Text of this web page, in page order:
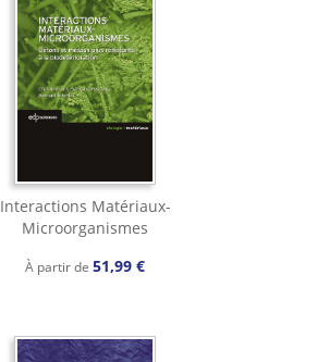
Interactions Matériaux-
Microorganismes
À partir de 51,99 €